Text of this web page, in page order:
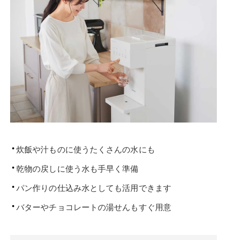
炊飯や汁ものに使うたくさんの水にも
乾物の戻しに使う水も手早く準備
パン作りの仕込み水としても活用できます
バターやチョコレートの湯せんもすぐ用意